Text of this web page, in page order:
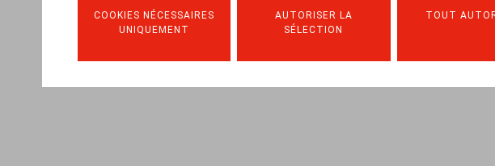
COOKIES NÉCESSAIRES
UNIQUEMENT
AUTORISER LA
SÉLECTION
TOUT